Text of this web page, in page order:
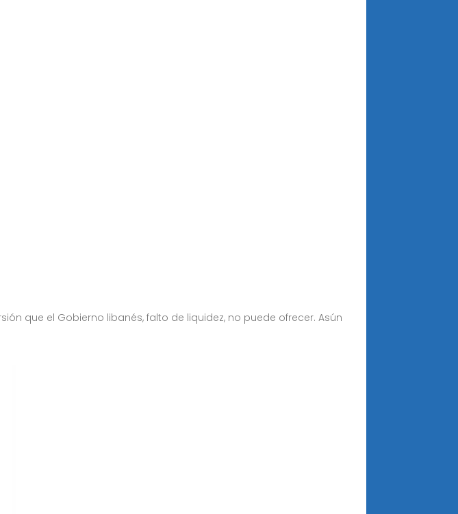
que el Gobierno libanés, falto de liquidez, no puede ofrecer. Asún